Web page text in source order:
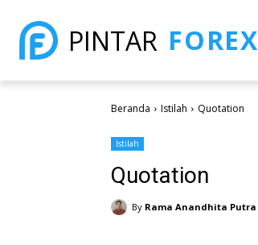
PINTAR FOREX
Beranda Istilah Quotation
Istilah
Quotation
By Rama Anandhita Putra